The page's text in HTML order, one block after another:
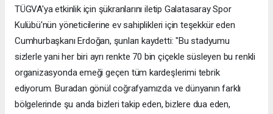
TÜGVA'ya etkinlik için şükranlarını iletip Galatasaray Spor
Kulübü'nün yöneticilerine ev sahiplikleri için teşekkür eden
Cumhurbaşkanı Erdoğan, şunları kaydetti: "Bu stadyumu
sizlerle yani her biri ayrı renkte 70 bin çiçekle süsleyen bu renkli
organizasyonda emeği geçen tüm kardeşlerimi tebrik
ediyorum. Buradan gönül coğrafyamızda ve dünyanın farklı
bölgelerinde şu anda bizleri takip eden, bizlere dua eden,